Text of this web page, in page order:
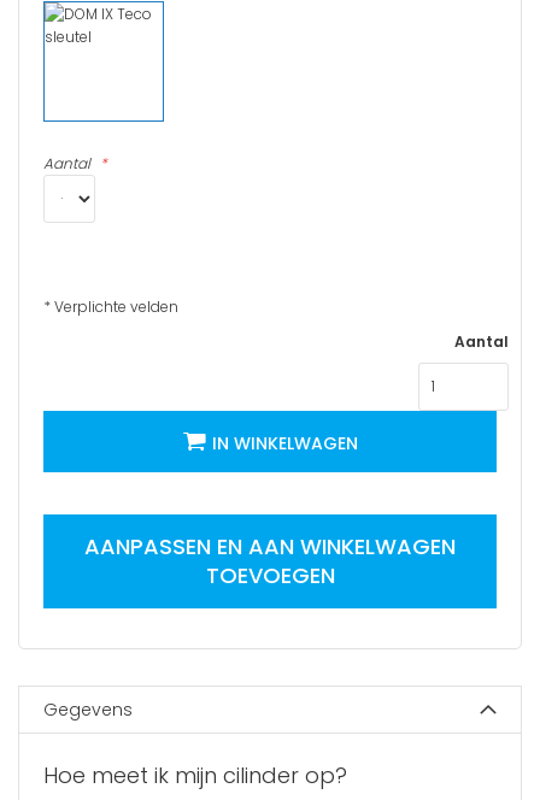
Aantal
* Verplichte velden
Aantal
IN WINKELWAGEN
AANPASSEN EN AAN WINKELWAGEN
TOEVOEGEN
Gegevens
Hoe meet ik mijn cilinder op?